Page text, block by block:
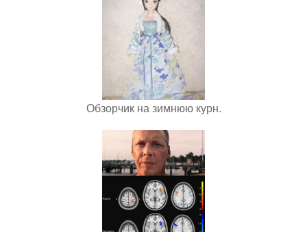
Обзорчик на зимнюю курн.